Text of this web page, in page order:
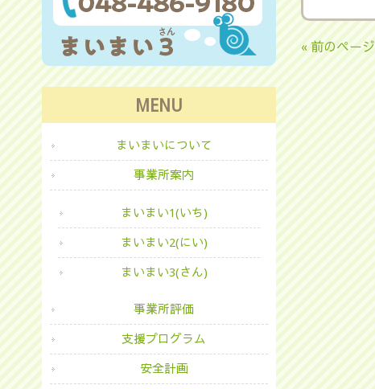
« 前のページ
MENU
まいまいについて
事業所案内
まいまい1(いち)
まいまい2(にい)
まいまい3(さん)
事業所評価
支援プログラム
安全計画